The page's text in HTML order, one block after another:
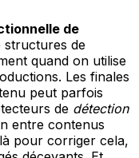
de
structures de
quand on utilise
Les finales
peut parfois
de détection
entre contenus
pour corriger cela,